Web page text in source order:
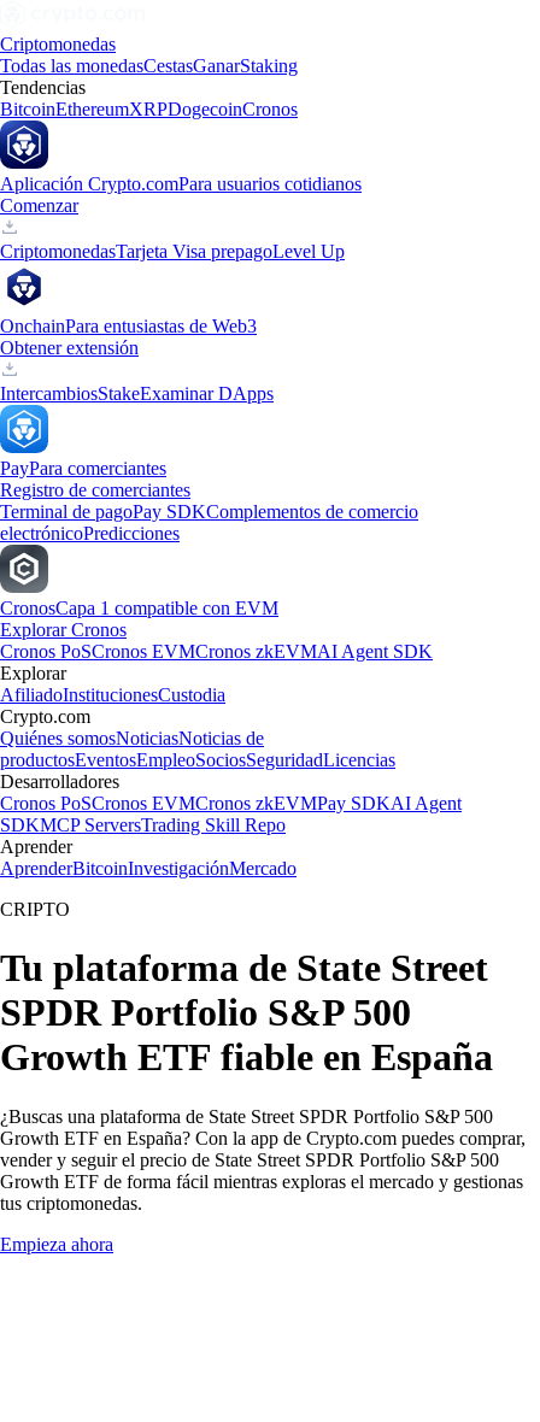
Criptomonedas
Todas las monedasCestasGanarStaking
Tendencias
BitcoinEthereumXRPDogecoinCronos
Aplicación Crypto.comPara usuarios cotidianos
Comenzar
CriptomonedasTarjeta Visa prepagoLevel Up
OnchainPara entusiastas de Web3
Obtener extensión
IntercambiosStakeExaminar DApps
PayPara comerciantes
Registro de comerciantes
Terminal de pagoPay SDKComplementos de comercio
electrónicoPredicciones
CronosCapa 1 compatible con EVM
Explorar Cronos
Cronos PoSCronos EVMCronos zkEVMAI Agent SDK
Explorar
AfiliadoInstitucionesCustodia
Crypto.com
Quiénes somosNoticiasNoticias de
productosEventosEmpleoSociosSeguridadLicencias
Desarrolladores
Cronos PoSCronos EVMCronos zkEVMPay SDKAI Agent
SDKMCP ServersTrading Skill Repo
Aprender
AprenderBitcoinInvestigaciónMercado
CRIPTO
Tu plataforma de State Street
SPDR Portfolio S&P 500
Growth ETF fiable en España
¿Buscas una plataforma de State Street SPDR Portfolio S&P 500
Growth ETF en España? Con la app de Crypto.com puedes comprar,
vender y seguir el precio de State Street SPDR Portfolio S&P 500
Growth ETF de forma fácil mientras exploras el mercado y gestionas
tus criptomonedas.
Empieza ahora